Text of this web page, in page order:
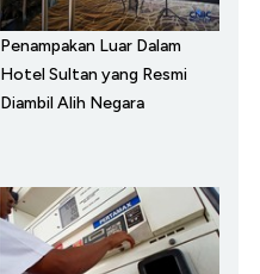
Penampakan Luar Dalam
Hotel Sultan yang Resmi
Diambil Alih Negara